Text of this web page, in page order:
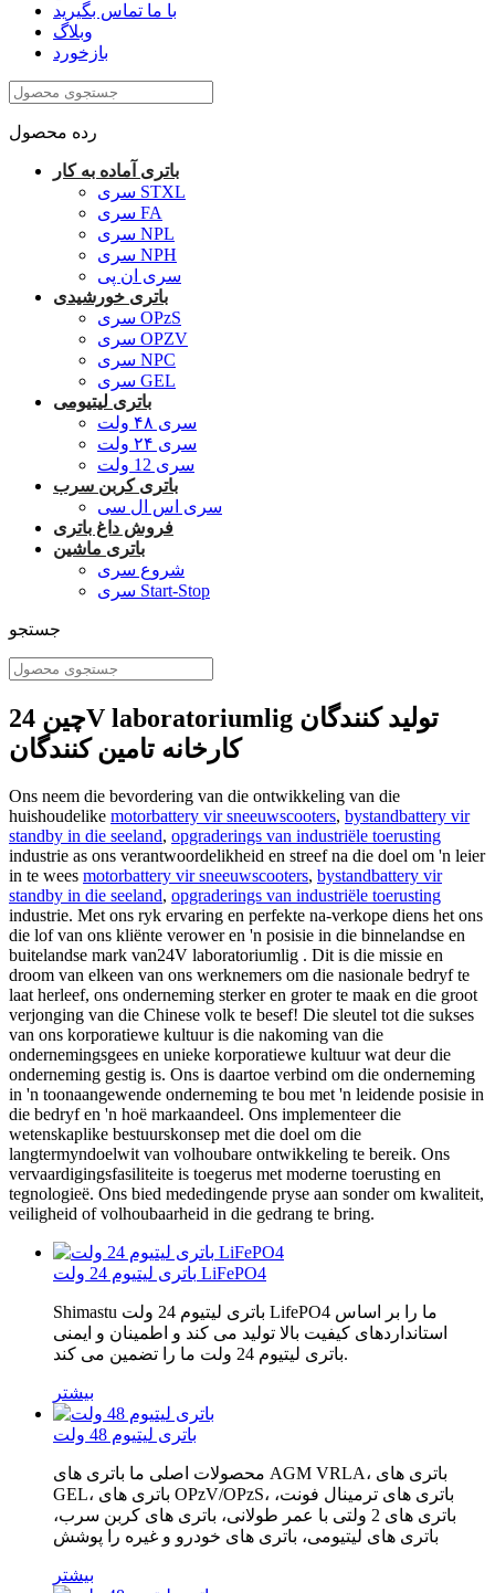
با ما تماس بگیرید
وبلاگ
بازخورد
رده محصول
باتری آماده به کار
سری STXL
سری FA
سری NPL
سری NPH
سری ان پی
باتری خورشیدی
سری OPzS
سری OPZV
سری NPC
سری GEL
باتری لیتیومی
سری ۴۸ ولت
سری ۲۴ ولت
سری 12 ولت
باتری کربن سرب
سری اس ال سی
فروش داغ باتری
باتری ماشین
شروع سری
سری Start-Stop
جستجو
چین 24V laboratoriumlig تولید کنندگان
کارخانه تامین کنندگان
Ons neem die bevordering van die ontwikkeling van die
huishoudelike motorbattery vir sneeuwscooters, bystandbattery vir
standby in die seeland, opgraderings van industriële toerusting
industrie as ons verantwoordelikheid en streef na die doel om 'n leier
in te wees motorbattery vir sneeuwscooters, bystandbattery vir
standby in die seeland, opgraderings van industriële toerusting
industrie. Met ons ryk ervaring en perfekte na-verkope diens het ons
die lof van ons kliënte verower en 'n posisie in die binnelandse en
buitelandse mark van24V laboratoriumlig . Dit is die missie en
droom van elkeen van ons werknemers om die nasionale bedryf te
laat herleef, ons onderneming sterker en groter te maak en die groot
verjonging van die Chinese volk te besef! Die sleutel tot die sukses
van ons korporatiewe kultuur is die nakoming van die
ondernemingsgees en unieke korporatiewe kultuur wat deur die
onderneming gestig is. Ons is daartoe verbind om die onderneming
in 'n toonaangewende onderneming te bou met 'n leidende posisie in
die bedryf en 'n hoë markaandeel. Ons implementeer die
wetenskaplike bestuurskonsep met die doel om die
langtermyndoelwit van volhoubare ontwikkeling te bereik. Ons
vervaardigingsfasiliteite is toegerus met moderne toerusting en
tegnologieë. Ons bied mededingende pryse aan sonder om kwaliteit,
veiligheid of volhoubaarheid in die gedrang te bring.
باتری لیتیوم 24 ولت LiFePO4
Shimastu باتری لیتیوم 24 ولت LifePO4 ما را بر اساس
استانداردهای کیفیت بالا تولید می کند و اطمینان و ایمنی
باتری لیتیوم 24 ولت ما را تضمین می کند.
بیشتر
باتری لیتیوم 48 ولت
محصولات اصلی ما باتری های AGM VRLA، باتری های
GEL، باتری های OPzV/OPzS، باتری های ترمینال فونت،
باتری های 2 ولتی با عمر طولانی، باتری های کربن سرب،
باتری های لیتیومی، باتری های خودرو و غیره را پوشش
بیشتر